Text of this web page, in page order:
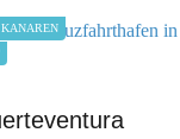
KANAREN